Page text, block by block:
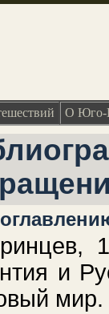
О Юго-
и